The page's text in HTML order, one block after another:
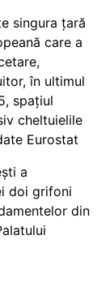
singura țară
care a
în ultimul
spațiul
cheltuielile
Eurostat
a
doi grifoni
din